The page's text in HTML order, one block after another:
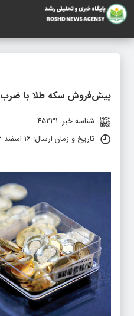
پیش‌فروش سکه طلا با ضرب ۱۴۰۴
شناسه خبر: 45231
تاریخ و زمان ارسال: ۱۶ اسفند ۱۴۰۳ ساعت ۱۰:۳۵